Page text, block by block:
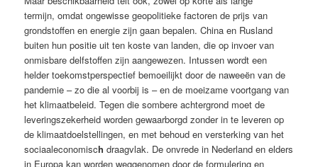
termijn, omdat ongewisse geopolitieke factoren de prijs van
grondstoffen en energie zijn gaan bepalen. China en Rusland
buiten hun positie uit ten koste van landen, die op invoer van
onmisbare delfstoffen zijn aangewezen. Intussen wordt een
helder toekomstperspectief bemoeilijkt door de naweeën van de
pandemie – zo die al voorbij is – en de moeizame voortgang van
het klimaatbeleid. Tegen die sombere achtergrond moet de
leveringszekerheid worden gewaarborgd zonder in te leveren op
de klimaatdoelstellingen, en met behoud en versterking van het
sociaaleconomischdraagvlak. De onvrede in Nederland en elders
in Europa kan worden weggenomen door de formulering en